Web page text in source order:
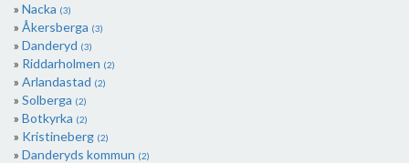
Nacka (3)
Åkersberga (3)
Danderyd (3)
Riddarholmen (2)
Arlandastad (2)
Solberga (2)
Botkyrka (2)
Kristineberg (2)
Danderyds kommun (2)